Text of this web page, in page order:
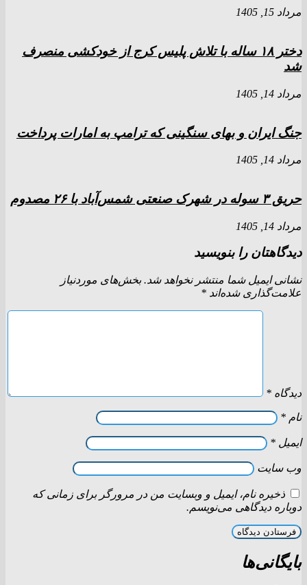
مرداد 15, 1405
دختر ‌۱۸‌ ‌ساله‌ با تلاش پلیس کرج از خودکشی منصرف
شد
مرداد 14, 1405
جنگ ایران و بهای سنگینی که ترامپ به امارات پرداخت
مرداد 14, 1405
حریق ۳ سوله در شهرک صنعتی شمس‌آباد با ۲۶ مصدوم
مرداد 14, 1405
دیدگاهتان را بنویسید
نشانی ایمیل شما منتشر نخواهد شد. بخش‌های موردنیاز
علامت‌گذاری شده‌اند *
دیدگاه *
نام *
ایمیل *
وب‌ سایت
ذخیره نام، ایمیل و وبسایت من در مرورگر برای زمانی که
دوباره دیدگاهی می‌نویسم.
بایگانی‌ها